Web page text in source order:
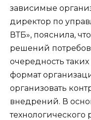
зависимые
директор по
ВТБ», пояснила,
решений
очередность
формат
организовать
внедрений. В